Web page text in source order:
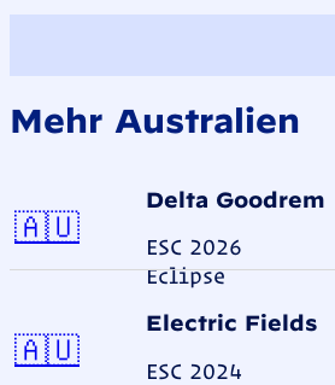
Mehr Australien
Delta Goodrem
ESC 2026
Eclipse
🇦🇺Australien
Electric Fields
ESC 2024
🇦🇺Australien